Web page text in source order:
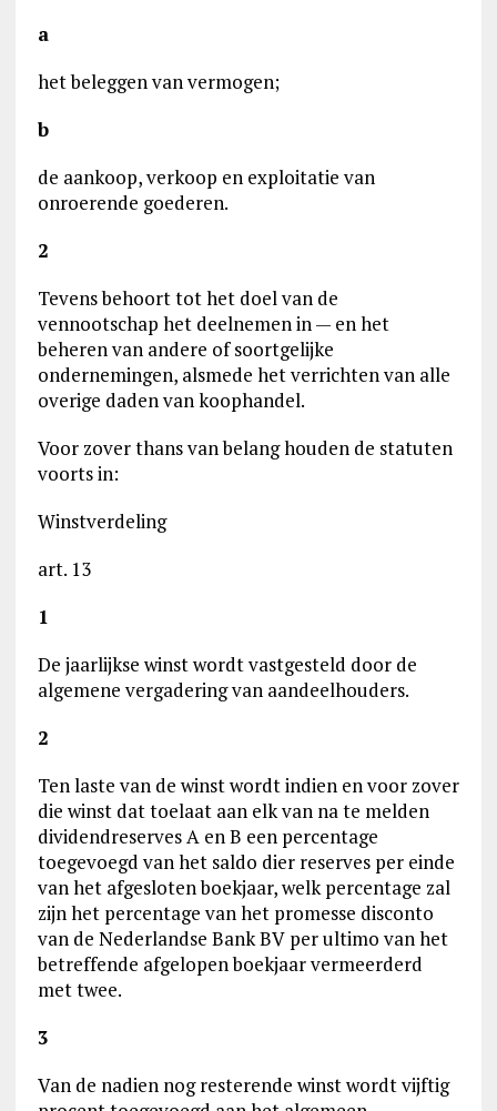
a
het beleggen van vermogen;
b
de aankoop, verkoop en exploitatie van
onroerende goederen.
2
Tevens behoort tot het doel van de
vennootschap het deelnemen in — en het
beheren van andere of soortgelijke
ondernemingen, alsmede het verrichten van alle
overige daden van koophandel.
Voor zover thans van belang houden de statuten
voorts in:
Winstverdeling
art. 13
1
De jaarlijkse winst wordt vastgesteld door de
algemene vergadering van aandeelhouders.
2
Ten laste van de winst wordt indien en voor zover
die winst dat toelaat aan elk van na te melden
dividendreserves A en B een percentage
toegevoegd van het saldo dier reserves per einde
van het afgesloten boekjaar, welk percentage zal
zijn het percentage van het promesse disconto
van de Nederlandse Bank BV per ultimo van het
betreffende afgelopen boekjaar vermeerderd
met twee.
3
Van de nadien nog resterende winst wordt vijftig